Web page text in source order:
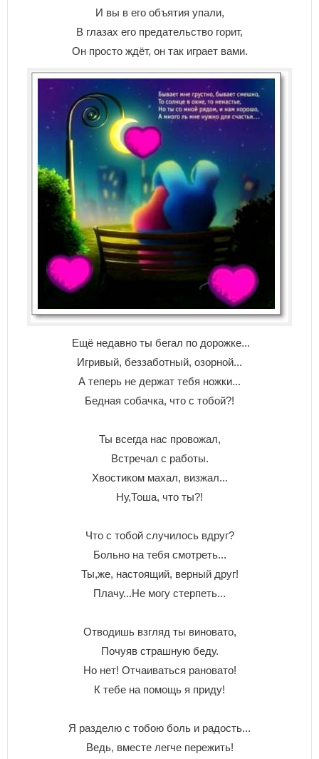
И вы в его объятия упали,
В глазах его предательство горит,
Он просто ждёт, он так играет вами.
Ещё недавно ты бегал по дорожке...
Игривый, беззаботный, озорной...
А теперь не держат тебя ножки...
Бедная собачка, что с тобой?!
Ты всегда нас провожал,
Встречал с работы.
Хвостиком махал, визжал...
Ну,Тоша, что ты?!
Что с тобой случилось вдруг?
Больно на тебя смотреть...
Ты,же, настоящий, верный друг!
Плачу...Не могу стерпеть...
Отводишь взгляд ты виновато,
Почуяв страшную беду.
Но нет! Отчаиваться рановато!
К тебе на помощь я приду!
Я разделю с тобою боль и радость...
Ведь, вместе легче пережить!